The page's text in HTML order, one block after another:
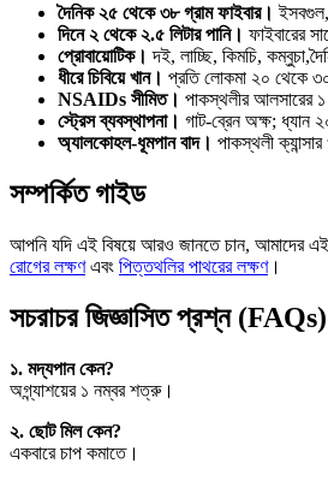
দৈনিক ২৫ থেকে ৩৮ গ্রাম ফাইবার।
দিনে ২ থেকে ২.৫ লিটার পানি। ফাইবারের
প্রোবায়োটিক। দই, লাচ্ছি, কিমচি,
ধীরে চিবিয়ে খান। প্রতি লোকমা ২০ থেকে
NSAIDs সীমিত। পাকস্থলীর আলসারের
স্ট্রেস ব্যবস্থাপনা। গাট-ব্রেন অক্ষ; ধ্যান
অ্যালকোহল-ধূমপান বাদ। পাকস্থলী
সম্পর্কিত গাইড
আপনি যদি এই বিষয়ে আরও জানতে চান, আমাদের
রোগের লক্ষণএবং পিত্তথলির পাথরের লক্ষণ।
সচরাচর জিজ্ঞাসিত প্রশ্ন (FAQs)
১. মদ্যপান কেন?
অগ্ন্যাশয়ের ১ নম্বর শত্রু।
২. ছোট মিল কেন?
একবারে চাপ কমাতে।